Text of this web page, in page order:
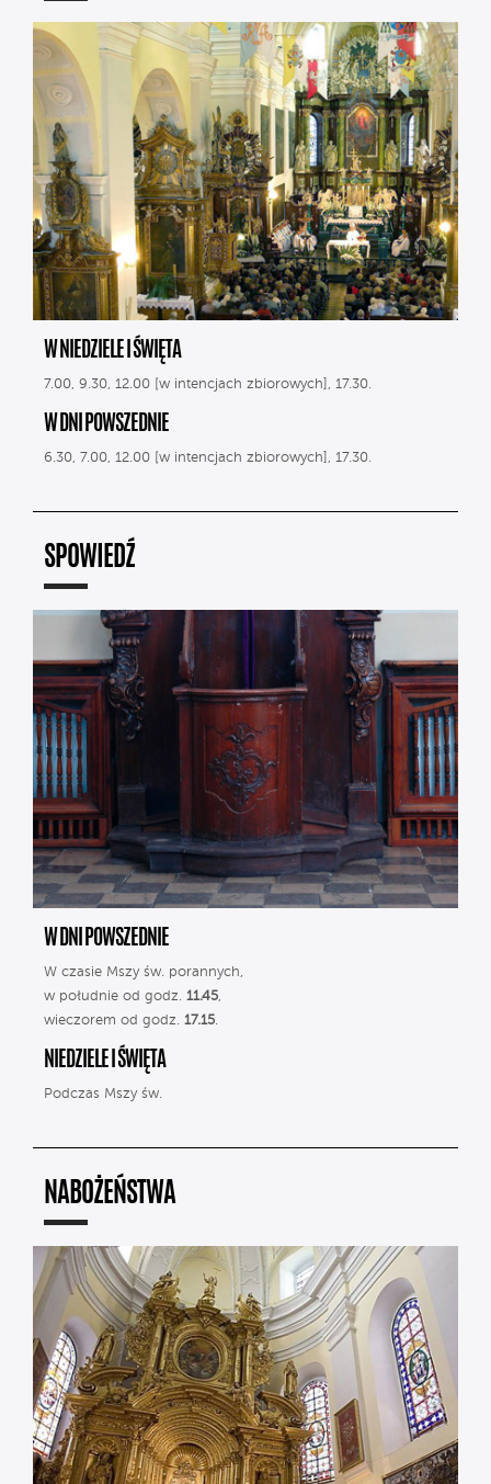
W NIEDZIELE I ŚWIĘTA
7.00, 9.30, 12.00 [w intencjach zbiorowych], 17.30.
W DNI POWSZEDNIE
6.30, 7.00, 12.00 [w intencjach zbiorowych], 17.30.
SPOWIEDŹ
W DNI POWSZEDNIE
W czasie Mszy św. porannych,
w południe od godz. 11.45
wieczorem od godz. 17.15
NIEDZIELE I ŚWIĘTA
Podczas Mszy św.
NABOŻEŃSTWA